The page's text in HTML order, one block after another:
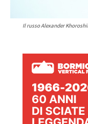
Il russo Alexander